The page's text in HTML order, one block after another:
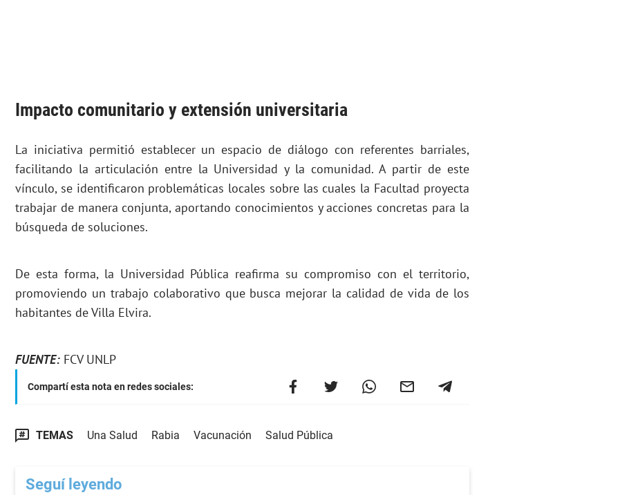
Impacto comunitario y extensión universitaria
La iniciativa permitió establecer un espacio de diálogo con referentes barriales,
facilitando la articulación entre la Universidad y la comunidad. A partir de este
vínculo, se identificaron problemáticas locales sobre las cuales la Facultad proyecta
trabajar de manera conjunta, aportando conocimientos y acciones concretas para la
búsqueda de soluciones.
De esta forma, la Universidad Pública reafirma su compromiso con el territorio,
promoviendo un trabajo colaborativo que busca mejorar la calidad de vida de los
habitantes de Villa Elvira.
FUENTE: FCV UNLP
Compartí esta nota en redes sociales:
TEMAS Una Salud Rabia Vacunación Salud Pública
Seguí leyendo